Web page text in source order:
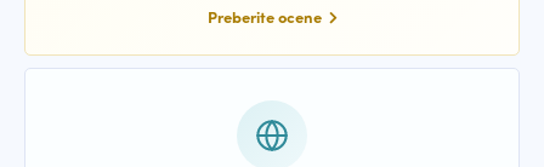
Preberite ocene